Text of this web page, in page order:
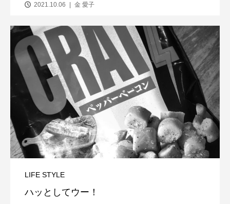
2021.10.06 金 愛子
LIFE STYLE
ハッとしてウー！